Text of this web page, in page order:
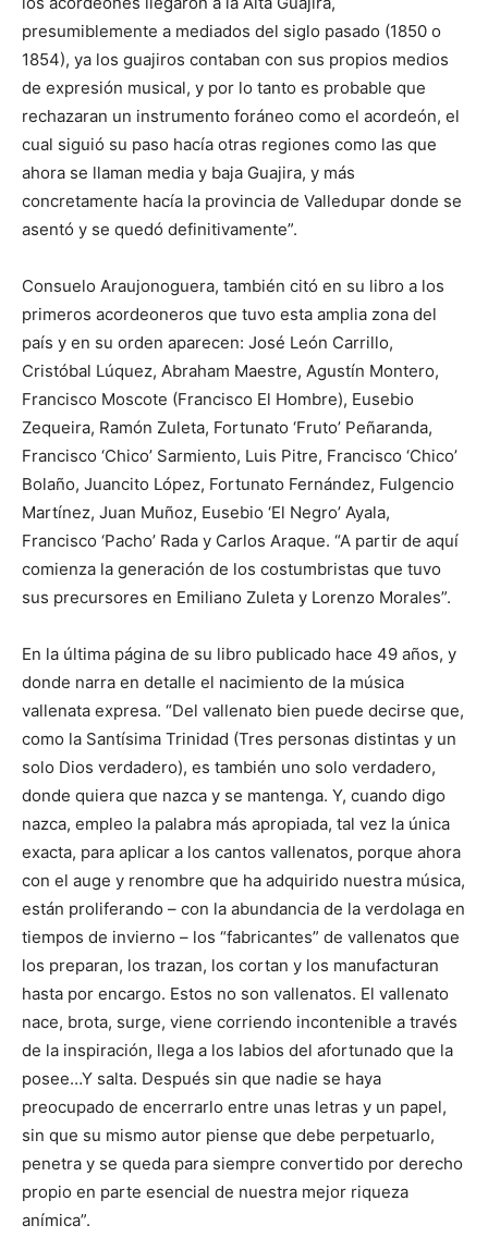
presumiblemente a mediados del siglo pasado (1850 o
1854), ya los guajiros contaban con sus propios medios
de expresión musical, y por lo tanto es probable que
rechazaran un instrumento foráneo como el acordeón, el
cual siguió su paso hacía otras regiones como las que
ahora se llaman media y baja Guajira, y más
concretamente hacía la provincia de Valledupar donde se
asentó y se quedó definitivamente”.
Consuelo Araujonoguera, también citó en su libro a los
primeros acordeoneros que tuvo esta amplia zona del
país y en su orden aparecen: José León Carrillo,
Cristóbal Lúquez, Abraham Maestre, Agustín Montero,
Francisco Moscote (Francisco El Hombre), Eusebio
Zequeira, Ramón Zuleta, Fortunato ‘Fruto’ Peñaranda,
Francisco ‘Chico’ Sarmiento, Luis Pitre, Francisco ‘Chico’
Bolaño, Juancito López, Fortunato Fernández, Fulgencio
Martínez, Juan Muñoz, Eusebio ‘El Negro’ Ayala,
Francisco ‘Pacho’ Rada y Carlos Araque. “A partir de aquí
comienza la generación de los costumbristas que tuvo
sus precursores en Emiliano Zuleta y Lorenzo Morales”.
En la última página de su libro publicado hace 49 años, y
donde narra en detalle el nacimiento de la música
vallenata expresa. “Del vallenato bien puede decirse que,
como la Santísima Trinidad (Tres personas distintas y un
solo Dios verdadero), es también uno solo verdadero,
donde quiera que nazca y se mantenga. Y, cuando digo
nazca, empleo la palabra más apropiada, tal vez la única
exacta, para aplicar a los cantos vallenatos, porque ahora
con el auge y renombre que ha adquirido nuestra música,
están proliferando – con la abundancia de la verdolaga en
tiempos de invierno – los “fabricantes” de vallenatos que
los preparan, los trazan, los cortan y los manufacturan
hasta por encargo. Estos no son vallenatos. El vallenato
nace, brota, surge, viene corriendo incontenible a través
de la inspiración, llega a los labios del afortunado que la
posee…Y salta. Después sin que nadie se haya
preocupado de encerrarlo entre unas letras y un papel,
sin que su mismo autor piense que debe perpetuarlo,
penetra y se queda para siempre convertido por derecho
propio en parte esencial de nuestra mejor riqueza
anímica”.